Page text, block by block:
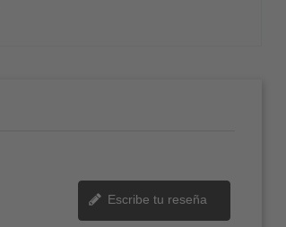
Escribe tu reseña